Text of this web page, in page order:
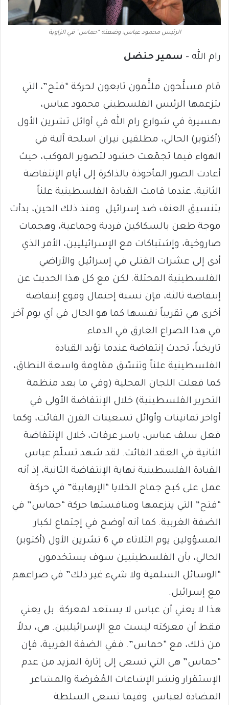
الرئيس محمود عباس: وضعته “حماس” في الزاوية
رام الله – سمير حنضل
قام مسلَّحون ملثَّمون تابعون لحركة “فتح”، التي
يتزعمها الرئيس الفلسطيني محمود عباس،
بمسيرة في شوارع رام الله في أوائل تشرين الأول
(أكتوبر) الحالي، مطلقين نيران اسلحة آلية في
الهواء فيما تجمّعت حشود لتصوير الموكب، حيث
أعادت الصور المأخوذة بالذاكرة إلى أيام الإنتفاضة
الثانية، عندما قامت القيادة الفلسطينية علناً
بتنسيق العنف ضد إسرائيل. ومنذ ذلك الحين، بدأت
موجة طعن بالسكاكين فردية وجماعية، وهجمات
صاروخية، وإشتباكات مع الإسرائيليين، الأمر الذي
أدى إلى عشرات القتلى في إسرائيل والأراضي
الفلسطينية المحتلة. لكن مع كل هذا الحديث عن
إنتفاضة ثالثة، فإن نسبة إحتمال وقوع إنتفاضة
أخرى هي تقريباً نفسها كما هو الحال في أي يوم آخر
في هذا الصراع الغارق في الدماء.
تاريخياً، تحدث إنتفاضة عندما تؤيد القيادة
الفلسطينية علناً وتنسّق مقاومة واسعة النطاق،
كما فعلت اللجان المحلية (وفي ما بعد منظمة
التحرير الفلسطينية) خلال الإنتفاضة الأولى في
أواخر ثمانينات وأوائل تسعينات القرن الفائت، وكما
فعل سلف عباس، ياسر عرفات، خلال الإنتفاضة
الثانية في العقد الفائت. لقد شهد تسلّم عباس
القيادة الفلسطينية نهاية الإنتفاضة الثانية، إذ أنه
عمل على كبح جماح الخلايا “الإرهابية” في حركة
“فتح” التي يتزعمها ومنافستها حركة “حماس” في
الضفة الغربية. كما أنه أوضح في إجتماع لكبار
المسؤولين يوم الثلاثاء في 6 تشرين الأول (أكتوبر)
الحالي، بأن الفلسطينيين سوف يستخدمون
“الوسائل السلمية ولا شيء غير ذلك” في صراعهم
مع إسرائيل.
هذا لا يعني أن عباس لا يستعد لمعركة. بل يعني
فقط أن معركته ليست مع الإسرائيليين. هي، بدلاً
من ذلك، مع “حماس”. ففي الضفة الغربية، فإن
“حماس” هي التي تسعى إلى إثارة المزيد من عدم
الإستقرار ونشر الإشاعات المُغرضة والمشاعر
المضادة لعباس. وفيما تسعى السلطة